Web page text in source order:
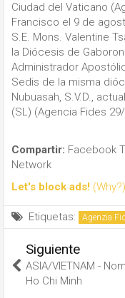
Ciudad del Vaticano
Francisco el 9 de
S.E. Mons. Valentine
la Diócesis de
Administrador
Sedis de la misma
Nubuasah, S.V.D.,
(SL) (Agencia Fides
Compartir: Facebook
Network
Let's block ads! (Why?)
Etiquetas: Agenzia
Siguiente
ASIA/VIETNAM -
Ho Chi Minh